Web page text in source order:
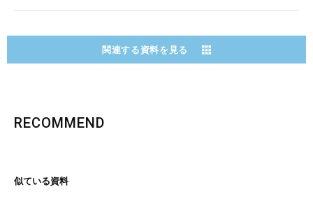
関連する資料を見る
RECOMMEND
似ている資料